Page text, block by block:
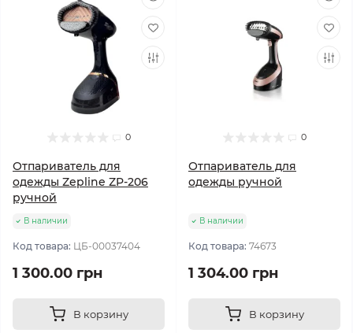
0
Отпариватель для
одежды Zepline ZP-206
ручной
В наличии
Код товара: ЦБ-00037404
1 300.00 грн
В корзину
0
Отпариватель для
одежды ручной
В наличии
Код товара: 74673
1 304.00 грн
В корзину